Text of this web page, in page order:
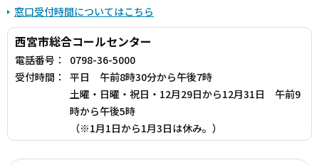
窓口受付時間についてはこちら
西宮市総合コールセンター
電話番号：
0798-36-5000
受付時間：
平日 午前8時30分から午後7時
土曜・日曜・祝日・12月29日から12月31日 午前9
時から午後5時
（※1月1日から1月3日は休み。）